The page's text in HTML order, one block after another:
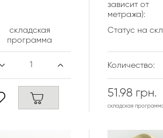
складская
программа
зависит от
метража):
Статус на
Количество:
51.98 грн.
складская